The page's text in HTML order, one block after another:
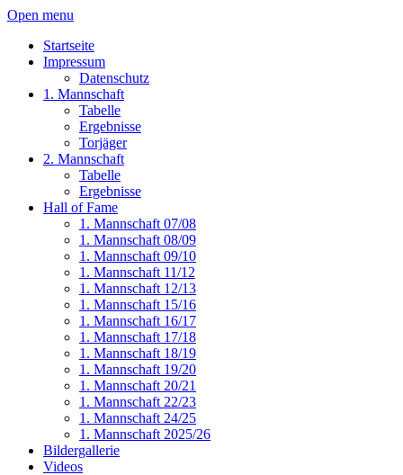
Open menu
Startseite
Impressum
Datenschutz
1. Mannschaft
Tabelle
Ergebnisse
Torjäger
2. Mannschaft
Tabelle
Ergebnisse
Hall of Fame
1. Mannschaft 07/08
1. Mannschaft 08/09
1. Mannschaft 09/10
1. Mannschaft 11/12
1. Mannschaft 12/13
1. Mannschaft 15/16
1. Mannschaft 16/17
1. Mannschaft 17/18
1. Mannschaft 18/19
1. Mannschaft 19/20
1. Mannschaft 20/21
1. Mannschaft 22/23
1. Mannschaft 24/25
1. Mannschaft 2025/26
Bildergallerie
Videos